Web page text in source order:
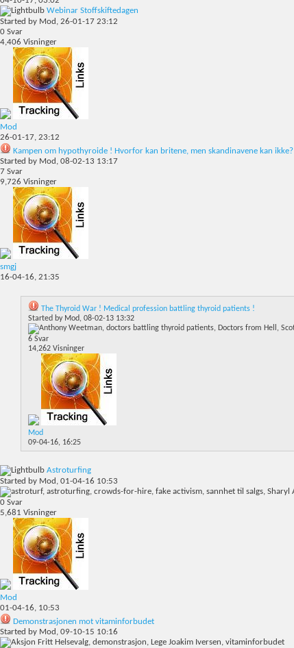
Webinar Stoffskiftedagen
Started by Mod , 26-01-17 23:12
0 Svar
4,406 Visninger
Mod
26-01-17, 23:12
Kampen om hypothyroide ! Hvorfor kan britene, men skandinavene kan ikke?
Started by Mod , 08-02-13 13:17
7 Svar
9,726 Visninger
smgj
16-04-16, 21:35
The Thyroid War ! Medical profession battling thyroid patients !
Started by Mod, 08-02-13 13:32
6 Svar
14,262 Visninger
Mod
09-04-16, 16:25
Astroturfing
Started by Mod , 01-04-16 10:53
0 Svar
5,681 Visninger
Mod
01-04-16, 10:53
Demonstrasjonen mot vitaminforbudet
Started by Mod , 09-10-15 10:16